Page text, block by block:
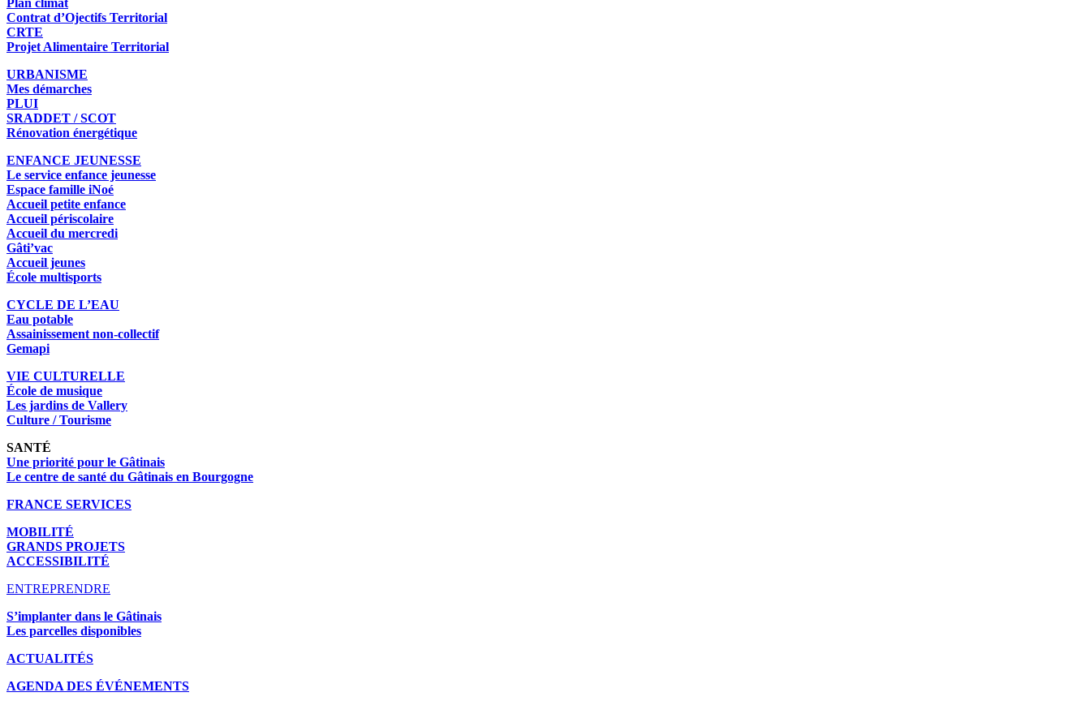
Plan climat
Contrat d’Ojectifs Territorial
CRTE
Projet Alimentaire Territorial
URBANISME
Mes démarches
PLUI
SRADDET / SCOT
Rénovation énergétique
ENFANCE JEUNESSE
Le service enfance jeunesse
Espace famille iNoé
Accueil petite enfance
Accueil périscolaire
Accueil du mercredi
Gâti’vac
Accueil jeunes
École multisports
CYCLE DE L’EAU
Eau potable
Assainissement non-collectif
Gemapi
VIE CULTURELLE
École de musique
Les jardins de Vallery
Culture / Tourisme
SANTÉ
Une priorité pour le Gâtinais
Le centre de santé du Gâtinais en Bourgogne
FRANCE SERVICES
MOBILITÉ
GRANDS PROJETS
ACCESSIBILITÉ
ENTREPRENDRE
S’implanter dans le Gâtinais
Les parcelles disponibles
ACTUALITÉS
AGENDA DES ÉVÉNEMENTS